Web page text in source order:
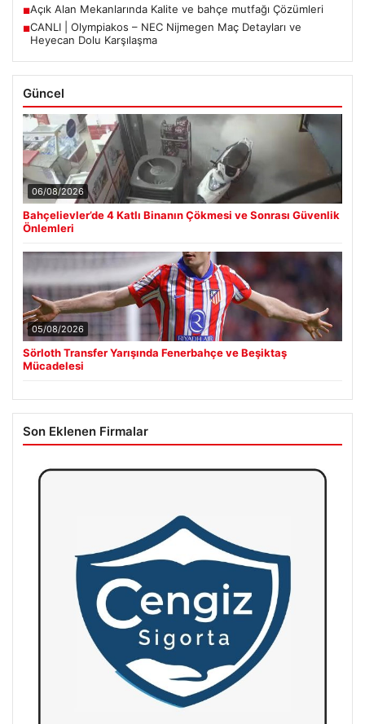
■Açık Alan Mekanlarında Kalite ve bahçe mutfağı Çözümleri
■CANLI | Olympiakos – NEC Nijmegen Maç Detayları ve
Heyecan Dolu Karşılaşma
Güncel
06/08/2026
Bahçelievler’de 4 Katlı Binanın Çökmesi ve Sonrası Güvenlik
Önlemleri
05/08/2026
Sörloth Transfer Yarışında Fenerbahçe ve Beşiktaş
Mücadelesi
Son Eklenen Firmalar